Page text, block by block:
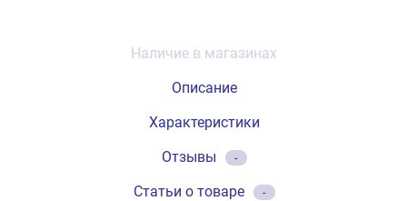
Наличие в магазинах
Описание
Характеристики
Отзывы
-
Статьи о товаре -